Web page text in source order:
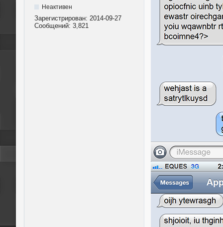
Неактивен
Зарегистрирован: 2014-09-27
Сообщений: 3,821